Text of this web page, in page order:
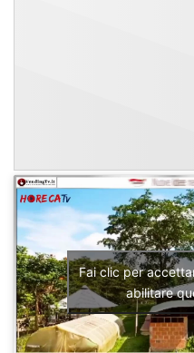
Fai clic per
abilitare